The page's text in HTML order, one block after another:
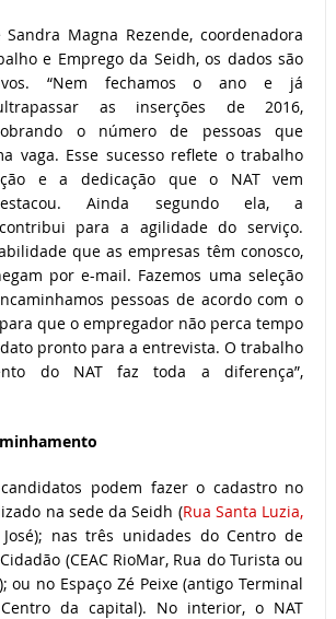
Magna Rezende, coordenadora
e Emprego da Seidh, os dados são
“Nem fechamos o ano e já
as inserções de 2016,
o número de pessoas que
vaga. Esse sucesso reflete o trabalho
e a dedicação que o NAT vem
Ainda segundo ela, a
para a agilidade do serviço.
que as empresas têm conosco,
por e-mail. Fazemos uma seleção
pessoas de acordo com o
que o empregador não perca tempo
pronto para a entrevista. O trabalho
do NAT faz toda a diferença”,
podem fazer o cadastro no
na sede da Seidh (Rua Santa Luzia,
nas três unidades do Centro de
(CEAC RioMar, Rua do Turista ou
ou no Espaço Zé Peixe (antigo Terminal
da capital). No interior, o NAT